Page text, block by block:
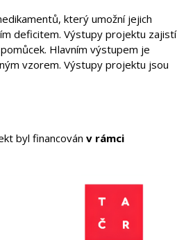
který umožní jejich
deficitem. Výstupy projektu zajistí
Hlavním výstupem je
vzorem. Výstupy projektu jsou
byl financován v rámci